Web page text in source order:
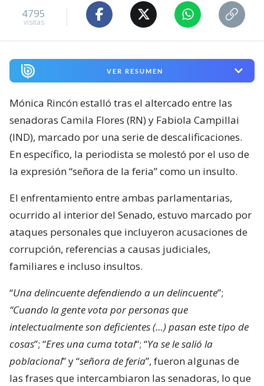
4795
visitas
VER RESUMEN
Mónica Rincón estalló tras el altercado entre las
senadoras Camila Flores (RN) y Fabiola Campillai
(IND), marcado por una serie de descalificaciones.
En específico, la periodista se molestó por el uso de
la expresión “señora de la feria” como un insulto.
El enfrentamiento entre ambas parlamentarias,
ocurrido al interior del Senado, estuvo marcado por
ataques personales que incluyeron acusaciones de
corrupción, referencias a causas judiciales,
familiares e incluso insultos.
“Una delincuente defendiendo a un delincuente”;
“Cuando la gente vota por personas que
intelectualmente son deficientes (…) pasan este tipo de
cosas”; “Eres una cuma total“; “Ya se le salió la
poblacional” y “señora de feria”, fueron algunas de
las frases que intercambiaron las senadoras, lo que